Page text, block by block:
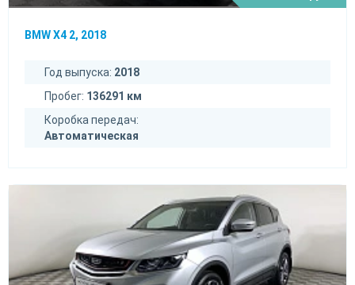
BMW X4 2, 2018
Год выпуска: 2018
Пробег: 136291 км
Коробка передач:
Автоматическая